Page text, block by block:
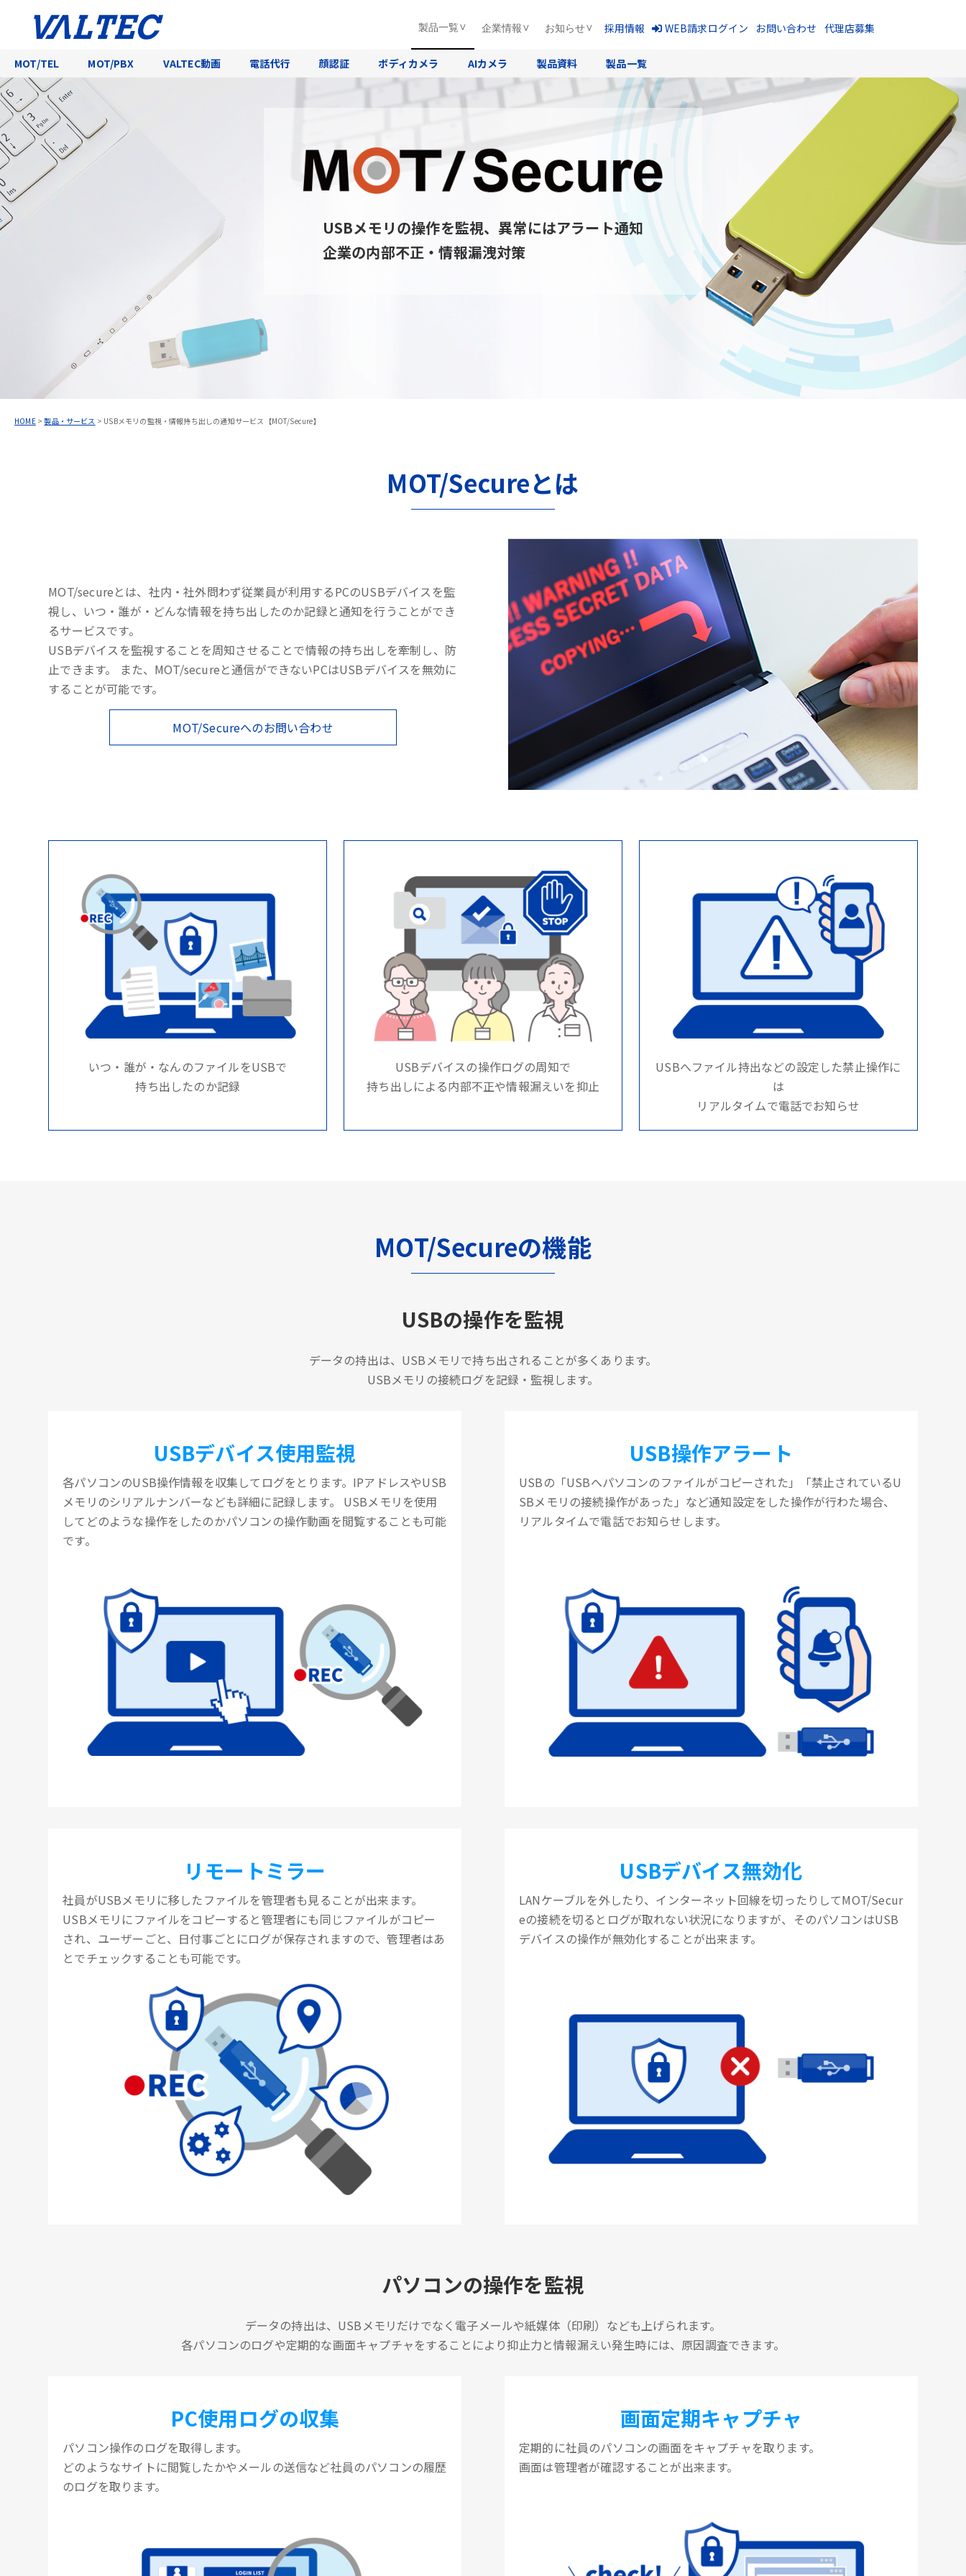
製品一覧
MOT/TEL MOT/PBX VALTEC動画 電話代行 顔認証 ボディカメラ AIカメラ 製品資料 製品一覧
企業情報 お知らせ 採用情報 WEB請求ログイン お問い合わせ 代理店募集
HOME>製品・サービス > USBメモリの監視・情報持ち出しの通知サービス【MOT/Secure】
USBメモリの操作を監視、異常にはアラート通知
企業の内部不正・情報漏洩対策
MOT/Secureとは
MOT/secureとは、社内・社外問わず従業員が利用するPCのUSBデバイスを監
視し、いつ・誰が・どんな情報を持ち出したのか記録と通知を行うことができ
るサービスです。
USBデバイスを監視することを周知させることで情報の持ち出しを牽制し、防
止できます。 また、MOT/secureと通信ができないPCはUSBデバイスを無効に
することが可能です。
MOT/Secureへのお問い合わせ
いつ・誰が・なんのファイルをUSBで
持ち出したのか記録
USBデバイスの操作ログの周知で
持ち出しによる内部不正や情報漏えいを抑止
USBへファイル持出などの設定した禁止操作に
は
リアルタイムで電話でお知らせ
MOT/Secureの機能
USBの操作を監視
データの持出は、USBメモリで持ち出されることが多くあります。
USBメモリの接続ログを記録・監視します。
USBデバイス使用監視
各パソコンのUSB操作情報を収集してログをとります。IPアドレスやUSB
メモリのシリアルナンバーなども詳細に記録します。 USBメモリを使用
してどのような操作をしたのかパソコンの操作動画を閲覧することも可能
です。
USB操作アラート
USBの「USBへパソコンのファイルがコピーされた」「禁止されているU
SBメモリの接続操作があった」など通知設定をした操作が行わた場合、
リアルタイムで電話でお知らせします。
リモートミラー
社員がUSBメモリに移したファイルを管理者も見ることが出来ます。
USBメモリにファイルをコピーすると管理者にも同じファイルがコピー
され、ユーザーごと、日付事ごとにログが保存されますので、管理者はあ
とでチェックすることも可能です。
USBデバイス無効化
LANケーブルを外したり、インターネット回線を切ったりしてMOT/Secur
eの接続を切るとログが取れない状況になりますが、そのパソコンはUSB
デバイスの操作が無効化することが出来ます。
パソコンの操作を監視
データの持出は、USBメモリだけでなく電子メールや紙媒体（印刷）なども上げられます。
各パソコンのログや定期的な画面キャプチャをすることにより抑止力と情報漏えい発生時には、原因調査できます。
PC使用ログの収集
パソコン操作のログを取得します。
どのようなサイトに閲覧したかやメールの送信など社員のパソコンの履歴
のログを取ります。
画面定期キャプチャ
定期的に社員のパソコンの画面をキャプチャを取ります。
画面は管理者が確認することが出来ます。